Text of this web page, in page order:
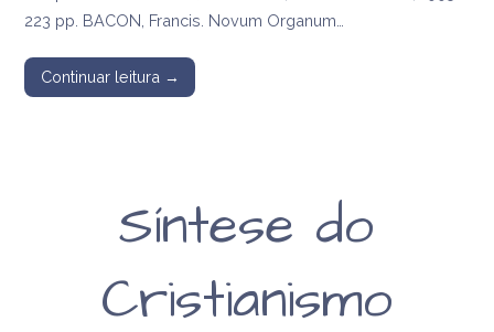
223 pp. BACON, Francis. Novum Organum…
Continuar leitura →
Síntese do
Cristianismo